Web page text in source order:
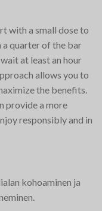
with a small dose to
a quarter of the bar
at least an hour
allows you to
the benefits.
provide a more
responsibly and in
kohoaminen ja